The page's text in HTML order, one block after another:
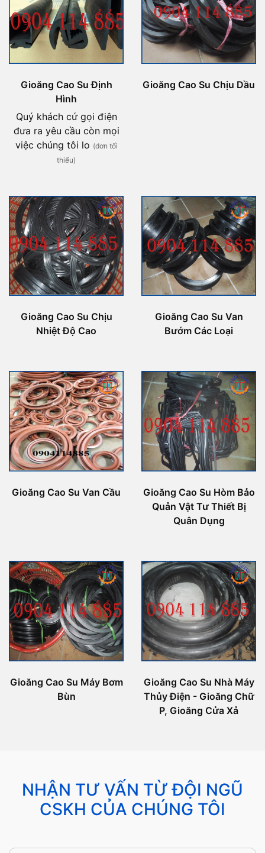
Gioăng Cao Su Định
Hình
Quý khách cứ gọi điện
đưa ra yêu cầu còn mọi
việc chúng tôi lo (đơn tối
thiểu)
Gioăng Cao Su Chịu Dầu
Gioăng Cao Su Chịu
Nhiệt Độ Cao
Gioăng Cao Su Van
Bướm Các Loại
Gioăng Cao Su Van Cầu
Gioăng Cao Su Hòm Bảo
Quản Vật Tư Thiết Bị
Quân Dụng
Gioăng Cao Su Máy Bơm
Bùn
Gioăng Cao Su Nhà Máy
Thủy Điện - Gioăng Chữ
P, Gioăng Cửa Xả
NHẬN TƯ VẤN TỪ ĐỘI NGŨ
CSKH CỦA CHÚNG TÔI